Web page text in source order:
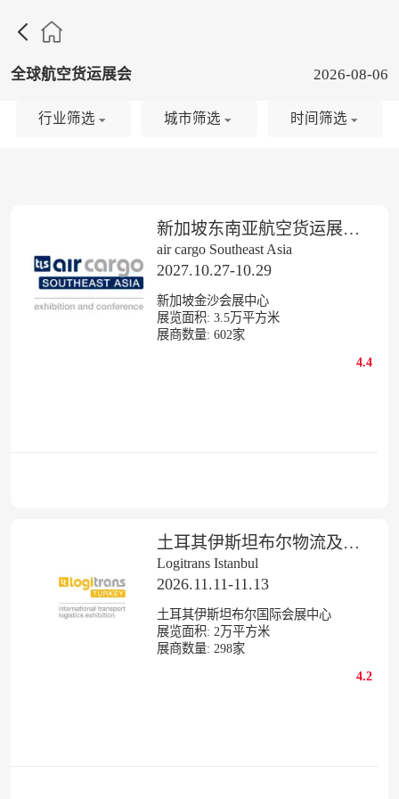

全球航空货运展会 2026-08-06
新加坡东南亚航空货运展览会
air cargo Southeast Asia
2027.10.27-10.29
新加坡金沙会展中心
展览面积: 3.5万平方米
展商数量: 602家
4.4
土耳其伊斯坦布尔物流及航空货运展览会
Logitrans Istanbul
2026.11.11-11.13
土耳其伊斯坦布尔国际会展中心
展览面积: 2 万平方米
展商数量: 298家
4.2
行业筛选 城市筛选 时间筛选